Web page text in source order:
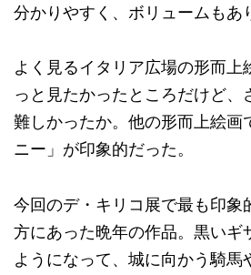
分かりやすく、ボリュームもあ
よく見るイタリア広場の形而上
っと見たかったところだけど、
難しかったか。他の形而上絵画
ニー」が印象的だった。
今回のデ・キリコ展で最も印象
方にあった晩年の作品。黒いギ
ようになって、城に向かう騎馬